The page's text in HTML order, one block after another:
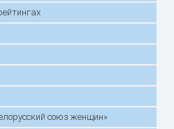
союз женщин»